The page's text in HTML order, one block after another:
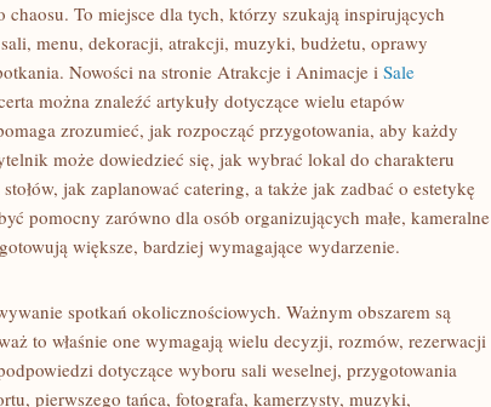
To miejsce dla tych, którzy szukają inspirujących
menu, dekoracji, atrakcji, muzyki, budżetu, oprawy
Nowości na stronie Atrakcje i Animacje i Sale
można znaleźć artykuły dotyczące wielu etapów
zrozumieć, jak rozpocząć przygotowania, aby każdy
może dowiedzieć się, jak wybrać lokal do charakteru
jak zaplanować catering, a także jak zadbać o estetykę
pomocny zarówno dla osób organizujących małe, kameralne
większe, bardziej wymagające wydarzenie.
spotkań okolicznościowych. Ważnym obszarem są
to właśnie one wymagają wielu decyzji, rozmów, rezerwacji
dotyczące wyboru sali weselnej, przygotowania
pierwszego tańca, fotografa, kamerzysty, muzyki,